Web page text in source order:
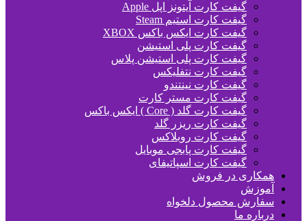
گیفت کارت آیتونز اپل Apple
گیفت کارت استیم Steam
گیفت کارت ایکس باکس XBOX
گیفت کارت پلی استیشن
گیفت کارت پلی استیشن پلاس
گیفت کارت نتفلیکس
گیفت کارت نینتندو
گیفت کارت مستر کارت
گیفت کارت گلد ( Core ) ایکس باکس
گیفت کارت ریزر گلد
گیفت کارت روبلاکس
گیفت کارت پابجی موبایل
گیفت کارت اسپاتیفای
همکاری در فروش
آموزش
سفارش محصول دلخواه
درباره ما